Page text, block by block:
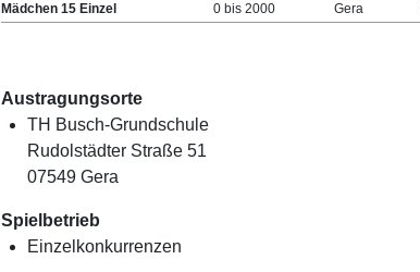
Mädchen 15 Einzel
0 bis 2000 Gera
Austragungsorte
TH Busch-Grundschule
Rudolstädter Straße 51
07549 Gera
Spielbetrieb
Einzelkonkurrenzen